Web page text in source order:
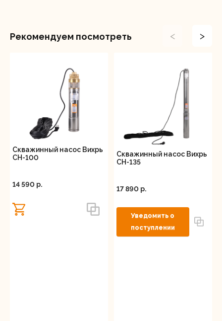
Рекомендуем посмотреть < >
Скважинный насос Вихрь
СН-100
14 590 p.
Скважинный насос Вихрь
СН-135
17 890 p.